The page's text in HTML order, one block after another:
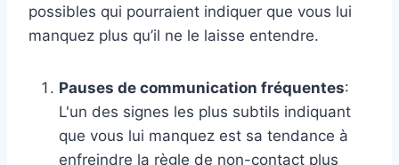
possibles qui pourraient indiquer que vous lui
manquez plus qu’il ne le laisse entendre.
Pauses de communication fréquentes:
L'un des signes les plus subtils indiquant
que vous lui manquez est sa tendance à
enfreindre la règle de non-contact plus